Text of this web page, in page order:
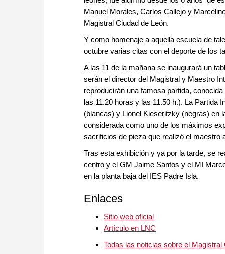
Manuel Morales, Carlos Callejo y
Magistral Ciudad de León.
Y como homenaje a aquella escuela de
octubre varias citas con el deporte de los
A las 11 de la mañana se inaugurará un
serán el director del Magistral y Maestro
reproducirán una famosa partida,
las 11.20 horas y las 11.50 h.). La Partida
(blancas) y Lionel Kieseritzky (negras) en
considerada como uno de los máximos
sacrificios de pieza que realizó el maestro
Tras esta exhibición y ya por la tarde, se
centro y el GM Jaime Santos y el MI
en la planta baja del IES Padre Isla.
Enlaces
Sitio web oficial
Artículo en LNC
Todas las noticias sobre el